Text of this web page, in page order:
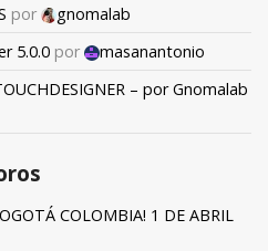
por
gnomalab
5.0.0 por
masanantonio
– por Gnomalab
COLOMBIA! 1 DE ABRIL